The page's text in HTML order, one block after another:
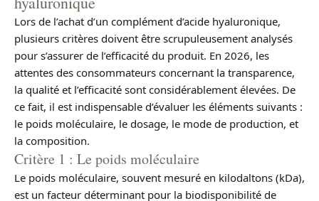
Lors de l’achat d’un complément d’acide hyaluronique,
plusieurs critères doivent être scrupuleusement analysés
pour s’assurer de l’efficacité du produit. En 2026, les
attentes des consommateurs concernant la transparence,
la qualité et l’efficacité sont considérablement élevées. De
ce fait, il est indispensable d’évaluer les éléments suivants :
le poids moléculaire, le dosage, le mode de production, et
la composition.
Critère 1 : Le poids moléculaire
Le poids moléculaire, souvent mesuré en kilodaltons (kDa),
est un facteur déterminant pour la biodisponibilité de